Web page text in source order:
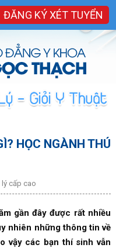
ĐĂNG KÝ XÉT TUYỂN
HỌC NGÀNH THÚ
lý cấp cao
gần đây được rất nhiều
nhiên những thông tin về
vậy các bạn thí sinh vẫn